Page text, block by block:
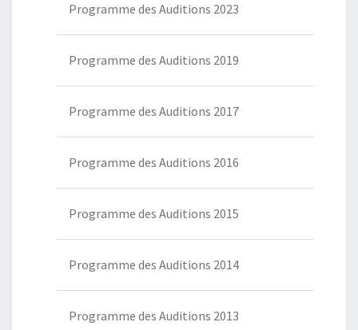
Programme des Auditions 2023
Programme des Auditions 2019
Programme des Auditions 2017
Programme des Auditions 2016
Programme des Auditions 2015
Programme des Auditions 2014
Programme des Auditions 2013